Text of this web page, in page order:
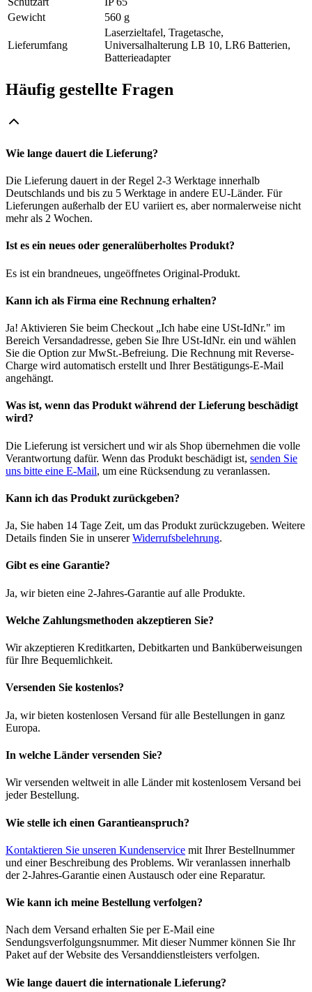
Gewicht
560 g
Lieferumfang
Laserzieltafel, Tragetasche,
Universalhalterung LB 10, LR6 Batterien,
Batterieadapter
Häufig gestellte Fragen
Wie lange dauert die Lieferung?
Die Lieferung dauert in der Regel 2-3 Werktage innerhalb
Deutschlands und bis zu 5 Werktage in andere EU-Länder. Für
Lieferungen außerhalb der EU variiert es, aber normalerweise nicht
mehr als 2 Wochen.
Ist es ein neues oder generalüberholtes Produkt?
Es ist ein brandneues, ungeöffnetes Original-Produkt.
Kann ich als Firma eine Rechnung erhalten?
Ja! Aktivieren Sie beim Checkout „Ich habe eine USt-IdNr." im
Bereich Versandadresse, geben Sie Ihre USt-IdNr. ein und wählen
Sie die Option zur MwSt.-Befreiung. Die Rechnung mit Reverse-
Charge wird automatisch erstellt und Ihrer Bestätigungs-E-Mail
angehängt.
Was ist, wenn das Produkt während der Lieferung beschädigt
wird?
Die Lieferung ist versichert und wir als Shop übernehmen die volle
Verantwortung dafür. Wenn das Produkt beschädigt ist, senden Sie
uns bitte eine E-Mail, um eine Rücksendung zu veranlassen.
Kann ich das Produkt zurückgeben?
Ja, Sie haben 14 Tage Zeit, um das Produkt zurückzugeben. Weitere
Details finden Sie in unsererWiderrufsbelehrung.
Gibt es eine Garantie?
Ja, wir bieten eine 2-Jahres-Garantie auf alle Produkte.
Welche Zahlungsmethoden akzeptieren Sie?
Wir akzeptieren Kreditkarten, Debitkarten und Banküberweisungen
für Ihre Bequemlichkeit.
Versenden Sie kostenlos?
Ja, wir bieten kostenlosen Versand für alle Bestellungen in ganz
Europa.
In welche Länder versenden Sie?
Wir versenden weltweit in alle Länder mit kostenlosem Versand bei
jeder Bestellung.
Wie stelle ich einen Garantieanspruch?
Kontaktieren Sie unseren Kundenservice mit Ihrer Bestellnummer
und einer Beschreibung des Problems. Wir veranlassen innerhalb
der 2-Jahres-Garantie einen Austausch oder eine Reparatur.
Wie kann ich meine Bestellung verfolgen?
Nach dem Versand erhalten Sie per E-Mail eine
Sendungsverfolgungsnummer. Mit dieser Nummer können Sie Ihr
Paket auf der Website des Versanddienstleisters verfolgen.
Wie lange dauert die internationale Lieferung?